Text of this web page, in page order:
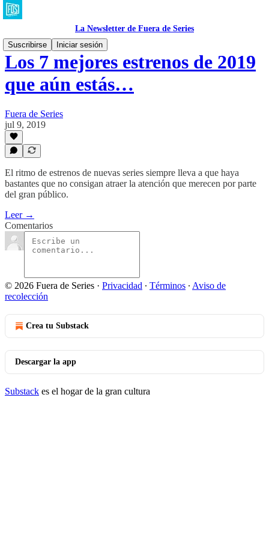
La Newsletter de Fuera de Series
Suscribirse
Iniciar sesión
Los 7 mejores estrenos de 2019
que aún estás…
Fuera de Series
jul 9, 2019
El ritmo de estrenos de nuevas series siempre lleva a que haya
bastantes que no consigan atraer la atención que merecen por parte
del gran público.
Leer →
Comentarios
© 2026 Fuera de Series · Privacidad ∙ Términos ∙ Aviso de
recolección
Crea tu Substack
Descargar la app
Substack es el hogar de la gran cultura